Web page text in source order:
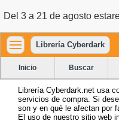
Del 3 a 21 de agosto
Librería Cyberdark
Inicio Buscar
Librería Cyberdark.net usa
servicios de compra. Si
son y en qué le afectan por
El uso de nuestro sitio web